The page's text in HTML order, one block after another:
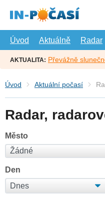
hlavní
Úvod
Aktuálně Radar
AKTUALITA: Převážně
Úvod Aktuální počasí
Radar,
Město
Den